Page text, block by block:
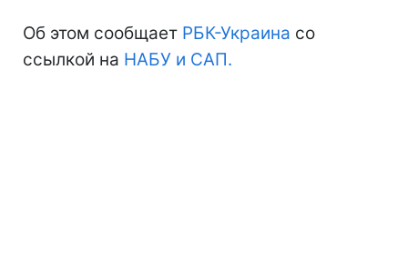
Об этом сообщает РБК-Украина со
ссылкой на НАБУ и САП.